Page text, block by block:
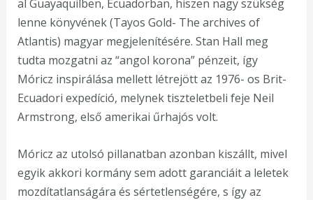
al Guayaquilben, Ecuadorban, hiszen nagy szükség
lenne könyvének (Tayos Gold- The archives of
Atlantis) magyar megjelenítésére. Stan Hall meg
tudta mozgatni az “angol korona” pénzeit, így
Móricz inspirálása mellett létrejött az 1976- os Brit-
Ecuadori expedíció, melynek tiszteletbeli feje Neil
Armstrong, első amerikai űrhajós volt.
Móricz az utolsó pillanatban azonban kiszállt, mivel
egyik akkori kormány sem adott garanciáit a leletek
mozdítatlanságára és sértetlenségére, s így az